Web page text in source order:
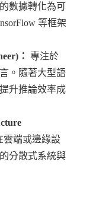
數據轉化為可
等框架
： 專注於
。隨著大型語
升推論效率成
雲端或邊緣設
分散式系統與